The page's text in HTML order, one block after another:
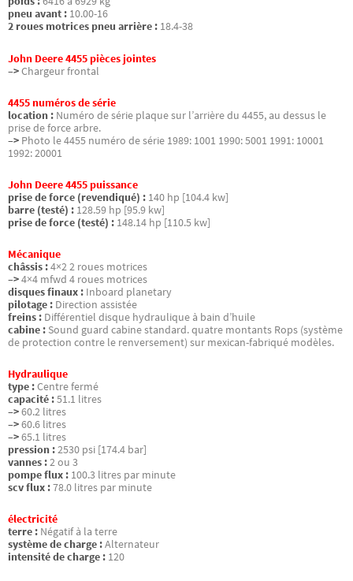
pneu avant : 10.00-16
2 roues motrices pneu arrière : 18.4-38
John Deere 4455 pièces jointes
–>Chargeur frontal
4455 numéros de série
location : Numéro de série plaque sur l’arrière du 4455, au dessus le
prise de force arbre.
–> Photo le 4455 numéro de série 1989: 1001 1990: 5001 1991: 10001
1992: 20001
John Deere 4455 puissance
prise de force (revendiqué) : 140 hp [104.4 kw]
barre (testé) : 128.59 hp [95.9 kw]
prise de force (testé) : 148.14 hp [110.5 kw]
Mécanique
châssis :4×2 2 roues motrices
–>4×4 mfwd 4 roues motrices
disques finaux : Inboard planetary
pilotage : Direction assistée
freins : Différentiel disque hydraulique à bain d’huile
cabine : Sound guard cabine standard. quatre montants Rops (système
de protection contre le renversement) sur mexican-fabriqué modèles.
Hydraulique
type :Centre fermé
capacité :51.1 litres
–>60.2 litres
–>60.6 litres
–>65.1 litres
pression :2530 psi [174.4 bar]
vannes :2 ou 3
pompe flux : 100.3 litres par minute
scv flux :78.0 litres par minute
électricité
terre : Négatif à la terre
système de charge :Alternateur
intensité de charge : 120